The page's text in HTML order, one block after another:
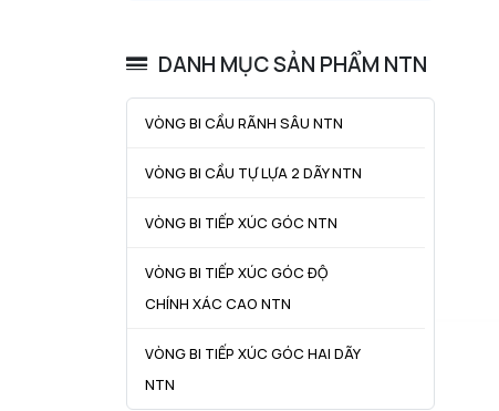
DANH MỤC SẢN PHẨM NTN
VÒNG BI CẦU RÃNH SÂU NTN
VÒNG BI CẦU TỰ LỰA 2 DÃY NTN
VÒNG BI TIẾP XÚC GÓC NTN
VÒNG BI TIẾP XÚC GÓC ĐỘ
CHÍNH XÁC CAO NTN
VÒNG BI TIẾP XÚC GÓC HAI DÃY
NTN